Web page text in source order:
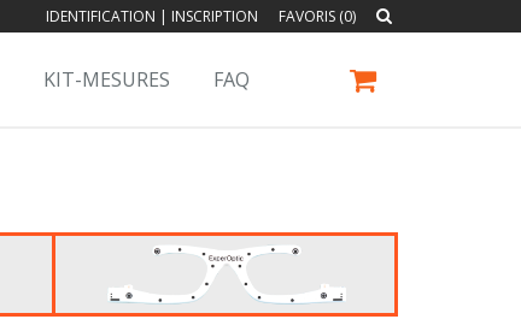
IDENTIFICATION | INSCRIPTION FAVORIS (0)
KIT-MESURES FAQ